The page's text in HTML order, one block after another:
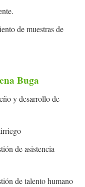
de muestras de
Buga
y desarrollo de
de asistencia
de talento humano